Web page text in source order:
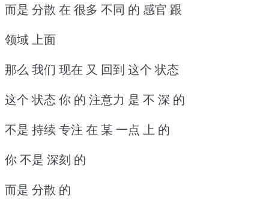
而是 分散 在 很多 不同 的 感官 跟
领域 上面
那么 我们 现在 又 回到 这个 状态
这个 状态 你 的 注意力 是 不 深 的
不是 持续 专注 在 某 一点 上 的
你 不是 深刻 的
而是 分散 的